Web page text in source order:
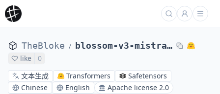
TheBloke / blossom-v3-mistral-7B-GPTQ
like
0
文本生成
Transformers
Safetensors
Chinese
English
Apache license 2.0